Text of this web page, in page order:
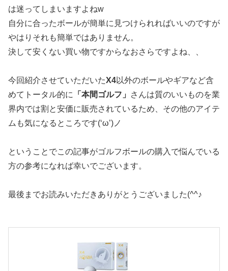
は迷ってしまいますよねw
自分に合ったボールが簡単に見つけられればいいのですが
やはりそれも簡単ではありません。
決して安くない買い物ですからなおさらですよね、、
今回紹介させていただいたX4以外のボールやギアなど含
めてトータル的に
「本間ゴルフ」
さんは質のいいものを業
界内では割と安価に販売されているため、その他のアイテ
ムも気になるところです(‘ω’)ノ
ということでこの記事がゴルフボールの購入で悩んでいる
方の参考になれば幸いでございます。
最後までお読みいただきありがとうございました(^^♪